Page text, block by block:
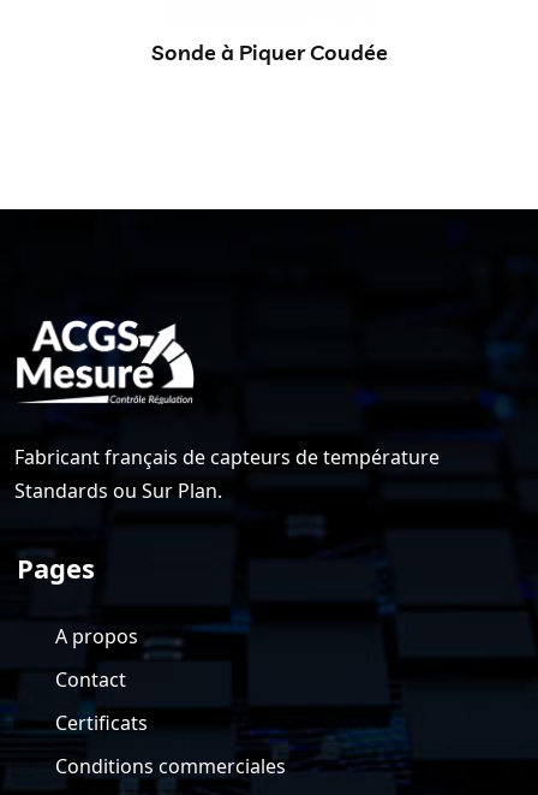
Sonde à Piquer Coudée
Fabricant français de capteurs de température
Standards ou Sur Plan.
Pages
A propos
Contact
Certificats
Conditions commerciales